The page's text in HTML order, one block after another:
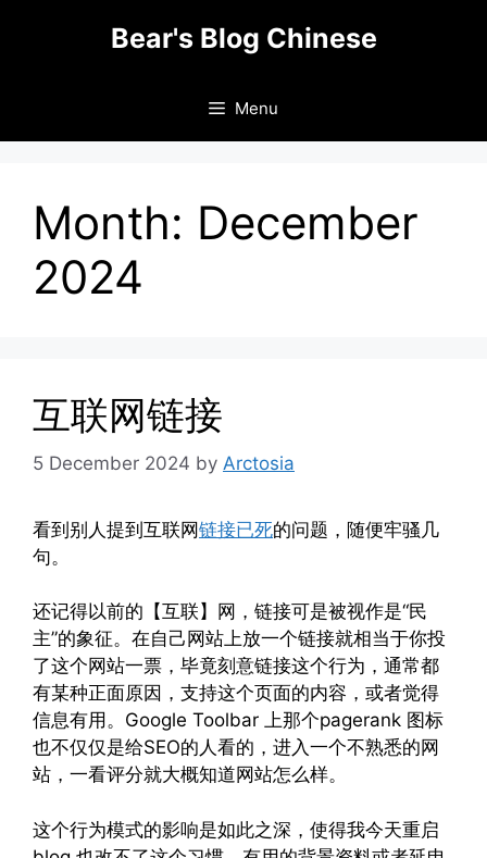
Bear's Blog Chinese
Menu
Month: December
2024
互联网链接
5 December 2024 by Arctosia
看到别人提到互联网链接已死的问题，随便牢骚几
句。
还记得以前的【互联】网，链接可是被视作是“民
主”的象征。在自己网站上放一个链接就相当于你投
了这个网站一票，毕竟刻意链接这个行为，通常都
有某种正面原因，支持这个页面的内容，或者觉得
信息有用。Google Toolbar 上那个pagerank 图标
也不仅仅是给SEO的人看的，进入一个不熟悉的网
站，一看评分就大概知道网站怎么样。
这个行为模式的影响是如此之深，使得我今天重启